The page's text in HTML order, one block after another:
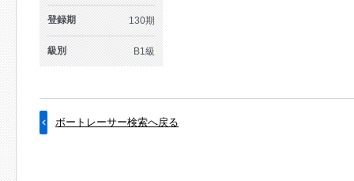
登録期 130期
級別 B1級
ボートレーサー検索へ戻る